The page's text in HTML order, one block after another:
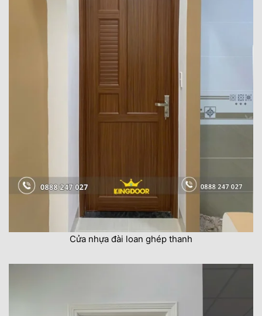
Cửa nhựa đài loan ghép thanh